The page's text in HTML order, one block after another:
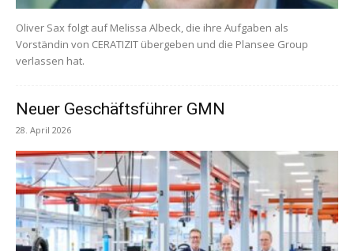
Oliver Sax folgt auf Melissa Albeck, die ihre Aufgaben als
Vorständin von CERATIZIT übergeben und die Plansee Group
verlassen hat.
Neuer Geschäftsführer GMN
28. April 2026